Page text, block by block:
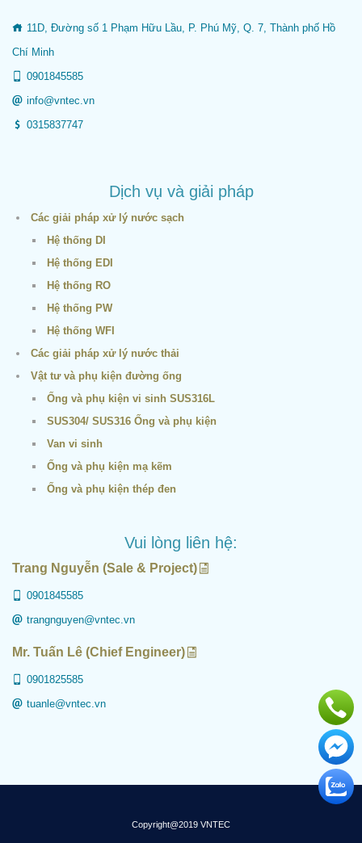
11D, Đường số 1 Phạm Hữu Lầu, P. Phú Mỹ, Q. 7, Thành phố Hồ
Chí Minh
0901845585
info@vntec.vn
0315837747
Dịch vụ và giải pháp
Các giải pháp xử lý nước sạch
Hệ thống DI
Hệ thống EDI
Hệ thống RO
Hệ thống PW
Hệ thống WFI
Các giải pháp xử lý nước thải
Vật tư và phụ kiện đường ống
Ống và phụ kiện vi sinh SUS316L
SUS304/ SUS316 Ống và phụ kiện
Van vi sinh
Ống và phụ kiện mạ kẽm
Ống và phụ kiện thép đen
Vui lòng liên hệ:
Trang Nguyễn (Sale & Project)
0901845585
trangnguyen@vntec.vn
Mr. Tuấn Lê (Chief Engineer)
0901825585
tuanle@vntec.vn
Copyright@2019 VNTEC